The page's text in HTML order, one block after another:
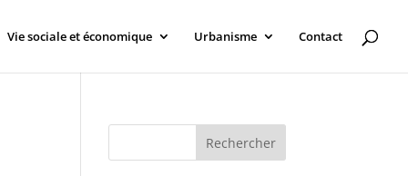
Vie sociale et économique Urbanisme Contact